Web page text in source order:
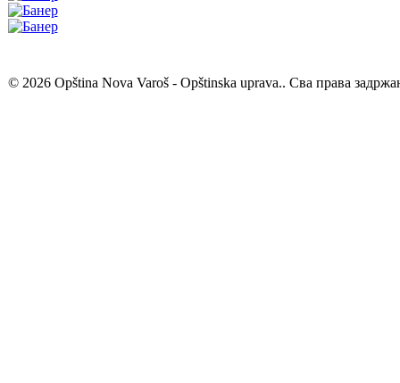
© 2026 Opština Nova Varoš - Opštinska uprava.. Сва права